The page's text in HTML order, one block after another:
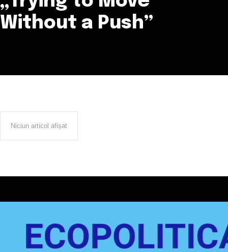
Without a Push”
Niciun articol afișat